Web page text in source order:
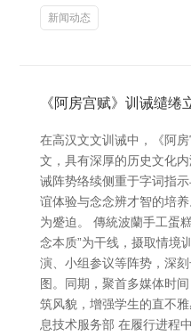
新闻动态
《阿房宫赋》训诫缱绻
在高汉文文训诫中，《阿
文，具有深厚的历史文化
诫阵势络续侧重于字词指
谊体验与念念辨才智的培
为蹙迫。 傳統波蘭手工蛋
念本质”为干线，摄取情境
演、小组参议等阵势，深
图。同期，聚首多媒体时
筑风貌，增强学生的直不
息技术服务部 在履行进程